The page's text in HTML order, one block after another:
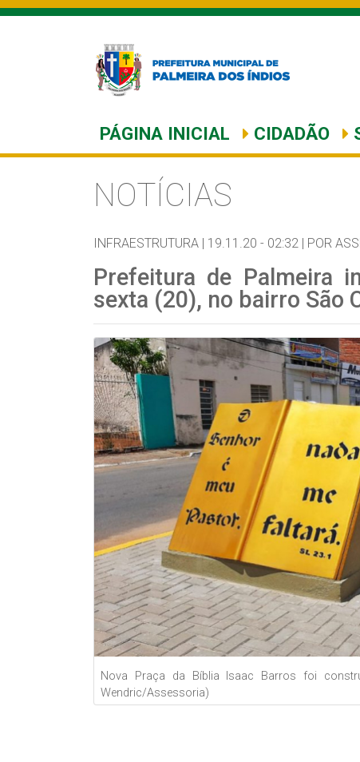
PÁGINA INICIAL CIDADÃO
NOTÍCIAS
INFRAESTRUTURA | 19.11.20 - 02:32 | POR
Prefeitura de Palmeira
sexta (20), no bairro São
Nova Praça da Bíblia Isaac Barros foi
Wendric/Assessoria)